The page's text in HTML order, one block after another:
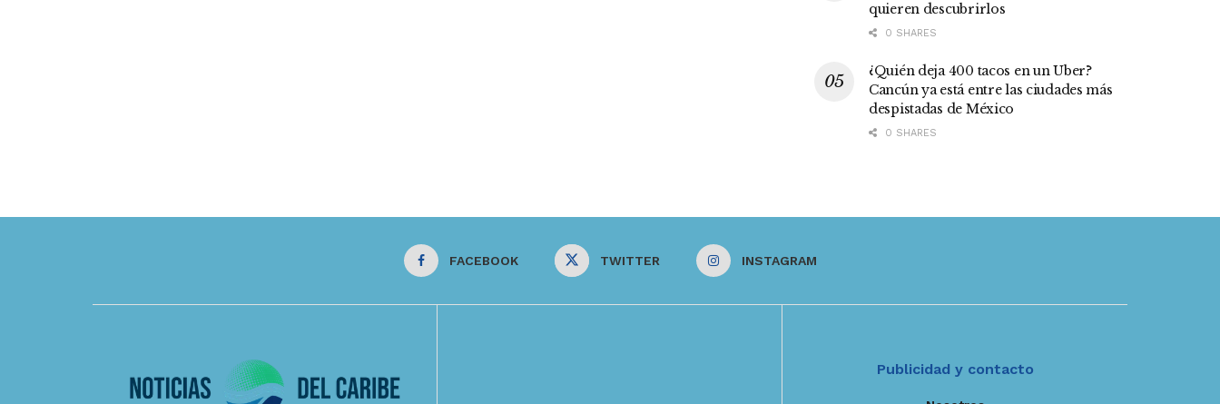
quieren descubrirlos
0 SHARES
¿Quién deja 400 tacos en un Uber?
Cancún ya está entre las ciudades más
despistadas de México
0 SHARES
FACEBOOK TWITTER INSTAGRAM
Publicidad y contacto